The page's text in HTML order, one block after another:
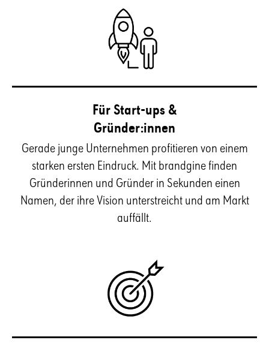
Für Start-ups &
Gründer:innen
Gerade junge Unternehmen profitieren von einem
starken ersten Eindruck. Mit brandgine finden
Gründerinnen und Gründer in Sekunden einen
Namen, der ihre Vision unterstreicht und am Markt
auffällt.